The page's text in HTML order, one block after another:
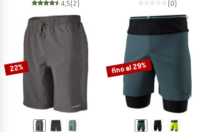
4,5(2) (0)
22% fino al 29%